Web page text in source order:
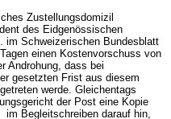
Zustellungsdomizil
des Eidgenössischen
im Schweizerischen Bundesblatt
einen Kostenvorschuss von
Androhung, dass bei
gesetzten Frist aus diesem
werde. Gleichentags
der Post eine Kopie
im Begleitschreiben darauf hin,